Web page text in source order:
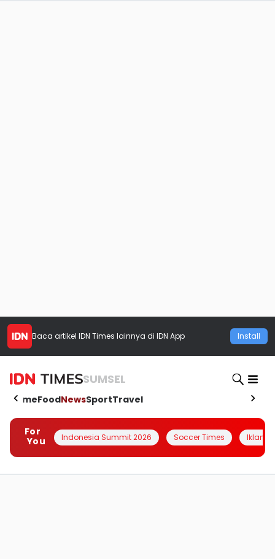
Baca artikel IDN Times lainnya di IDN App Install
SUMSEL
HomeFoodNewsSportTravel
For
You
Indonesia Summit 2026 Soccer Times Iklanin